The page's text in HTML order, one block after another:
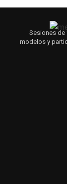
Sesiones de
modelos y